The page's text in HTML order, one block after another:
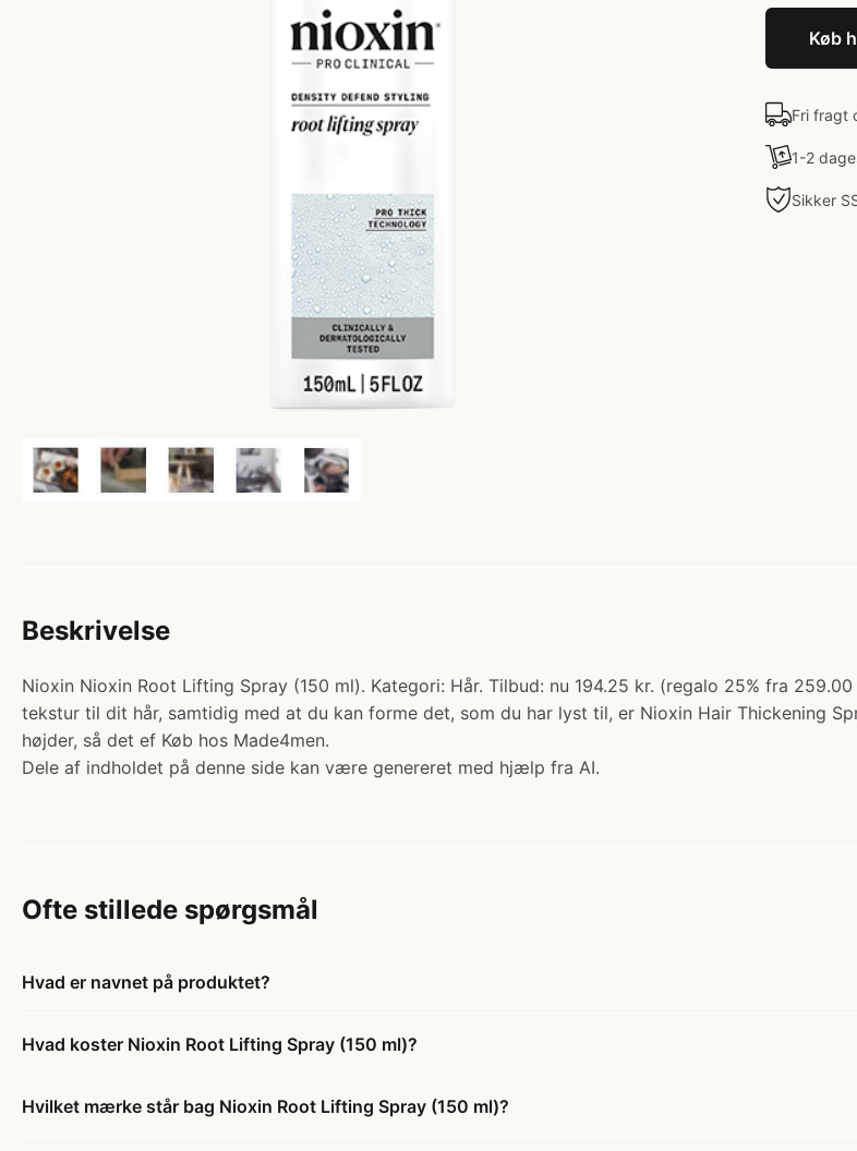
Køb
Fri fragt
1-2
Sikker
Beskrivelse
Nioxin Nioxin Root Lifting Spray (150 ml). Kategori: Hår. Tilbud: nu 194.25 kr. (regalo 25% fra
tekstur til dit hår, samtidig med at du kan forme det, som du har lyst til, er Nioxin Hair Thickening
højder, så det ef Køb hos Made4men.
Dele af indholdet på denne side kan være genereret med hjælp fra AI.
Ofte stillede spørgsmål
Hvad er navnet på produktet?
Hvad koster Nioxin Root Lifting Spray (150 ml)?
Hvilket mærke står bag Nioxin Root Lifting Spray (150 ml)?